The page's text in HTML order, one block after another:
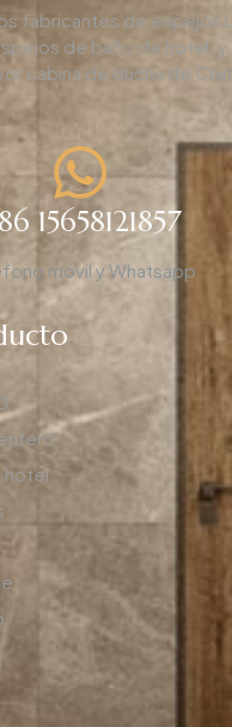
fabricantes de espejos
de baño de hotel, y
cabina de ducha de
15658121857
móvil y Whatsapp
hotel